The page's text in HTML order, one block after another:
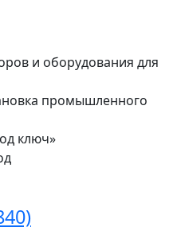
и оборудования для
промышленного
ключ»